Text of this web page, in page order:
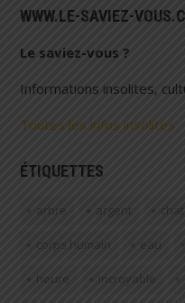
WWW.LE-SAVIEZ-
Le saviez-vous ?
Informations insolites,
Toutes les infos insolites
ÉTIQUETTES
arbre argent chat
corps humain eau
heure incroyable